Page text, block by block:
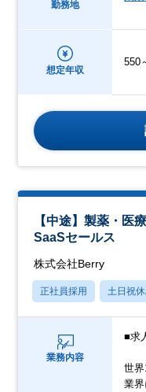
勤務地
想定年収
550
【中途】製薬・医
SaaSセールス
株式会社Berry
正社員採用 土日祝
業務内容
■求
世
業